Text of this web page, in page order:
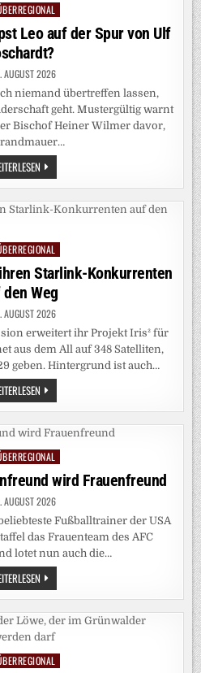
Leo auf der Spur von Ulf
2026
niemand übertreffen lassen,
geht. Mustergültig warnt
Bischof Heiner Wilmer davor,
PIUSBRUDERSCHAFT:
PAPST
LEO
DER
SPUR
ULF
POSCHARDT?
Starlink-Konkurrenten
Weg
2026
erweitert ihr Projekt Iris² für
aus dem All auf 348 Satelliten,
geben. Hintergrund ist auch…
RAUMFAHRT:
EU
BRINGT
STARLINK-
KONKURRENTEN
AUF
DEN
WEGwird Frauenfreund
2026
Fußballtrainer der USA
das Frauenteam des AFC
lotet nun auch die…
STREAMING:
MENSCHENFREUND
WIRD